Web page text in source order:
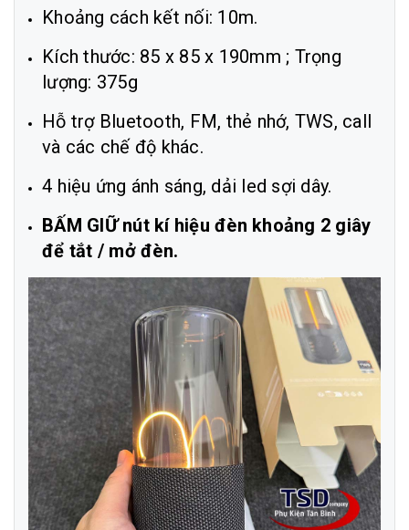
Khoảng cách kết nối: 10m.
Kích thước: 85 x 85 x 190mm ; Trọng
lượng: 375g
Hỗ trợ Bluetooth, FM, thẻ nhớ, TWS, call
và các chế độ khác.
4 hiệu ứng ánh sáng, dải led sợi dây.
BẤM GIỮ nút kí hiệu đèn khoảng 2 giây
để tắt / mở đèn.